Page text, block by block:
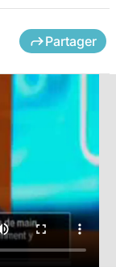
Partager